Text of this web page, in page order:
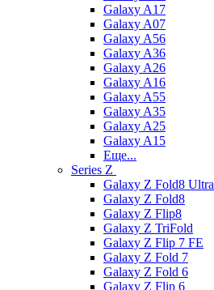
Galaxy A17
Galaxy A07
Galaxy A56
Galaxy A36
Galaxy A26
Galaxy A16
Galaxy A55
Galaxy A35
Galaxy A25
Galaxy A15
Еще...
Series Z
Galaxy Z Fold8 Ultra
Galaxy Z Fold8
Galaxy Z Flip8
Galaxy Z TriFold
Galaxy Z Flip 7 FE
Galaxy Z Fold 7
Galaxy Z Fold 6
Galaxy Z Flip 6